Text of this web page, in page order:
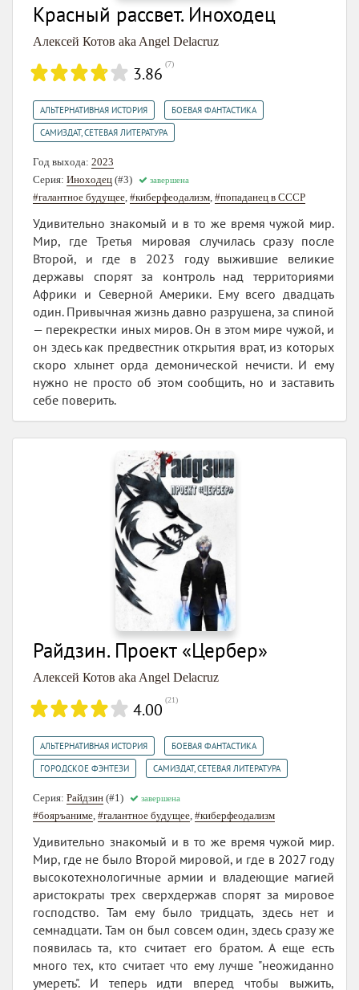
Красный рассвет. Иноходец
Алексей Котов aka Angel Delacruz
3.86 (7)
АЛЬТЕРНАТИВНАЯ ИСТОРИЯ БОЕВАЯ ФАНТАСТИКА
САМИЗДАТ, СЕТЕВАЯ ЛИТЕРАТУРА
Год выхода: 2023
Серия: Иноходец (#3) завершена
#галантное будущее #киберфеодализм #попаданец в СССР
Удивительно знакомый и в то же время чужой мир.
Мир, где Третья мировая случилась сразу после
Второй, и где в 2023 году выжившие великие
державы спорят за контроль над территориями
Африки и Северной Америки. Ему всего двадцать
один. Привычная жизнь давно разрушена, за спиной
— перекрестки иных миров. Он в этом мире чужой, и
он здесь как предвестник открытия врат, из которых
скоро хлынет орда демонической нечисти. И ему
нужно не просто об этом сообщить, но и заставить
себе поверить.
Райдзин. Проект «Цербер»
Алексей Котов aka Angel Delacruz
4.00 (21)
АЛЬТЕРНАТИВНАЯ ИСТОРИЯ БОЕВАЯ ФАНТАСТИКА
ГОРОДСКОЕ ФЭНТЕЗИ САМИЗДАТ, СЕТЕВАЯ ЛИТЕРАТУРА
Серия: Райдзин (#1) завершена
#бояръаниме #галантное будущее #киберфеодализм
Удивительно знакомый и в то же время чужой мир.
Мир, где не было Второй мировой, и где в 2027 году
высокотехнологичные армии и владеющие магией
аристократы трех сверхдержав спорят за мировое
господство. Там ему было тридцать, здесь нет и
семнадцати. Там он был совсем один, здесь сразу же
появилась та, кто считает его братом. А еще есть
много тех, кто считает что ему лучше "неожиданно
умереть". И теперь идти вперед чтобы выжить,